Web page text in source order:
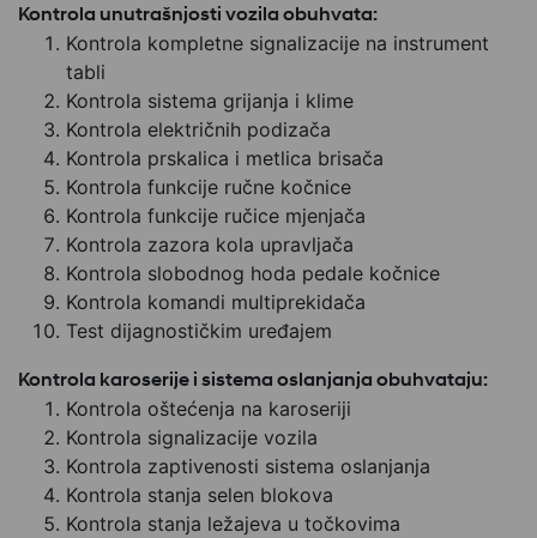
Kontrola unutrašnjosti vozila obuhvata:
Kontrola kompletne signalizacije na instrument
tabli
Kontrola sistema grijanja i klime
Kontrola električnih podizača
Kontrola prskalica i metlica brisača
Kontrola funkcije ručne kočnice
Kontrola funkcije ručice mjenjača
Kontrola zazora kola upravljača
Kontrola slobodnog hoda pedale kočnice
Kontrola komandi multiprekidača
Test dijagnostičkim uređajem
Kontrola karoserije i sistema oslanjanja obuhvataju:
Kontrola oštećenja na karoseriji
Kontrola signalizacije vozila
Kontrola zaptivenosti sistema oslanjanja
Kontrola stanja selen blokova
Kontrola stanja ležajeva u točkovima